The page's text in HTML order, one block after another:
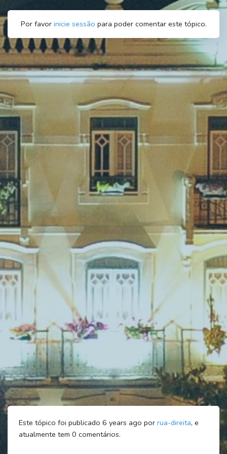
Por favor inicie sessão para poder comentar este tópico.
Este tópico foi publicado 6 years ago por rua-direita, e
atualmente tem 0 comentários.